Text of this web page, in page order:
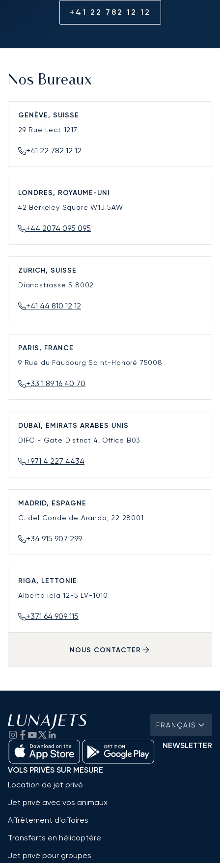
+41 22 782 12 12
Nos Bureaux
GENÈVE, SUISSE
29 Rue Lect 1217
+41 22 782 12 12
LONDRES, ROYAUME-UNI
42 Berkeley SquareW1J 5AW
+44 2074 095 095
ZURICH, SUISSE
Dianastrasse 5 8002
+41 44 810 12 12
PARIS, FRANCE
9 Rue du Faubourg Saint-Honoré 75008
+33 1 89 16 40 70
DUBAÏ, ÉMIRATS ARABES UNIS
DIFC - Gate District 4, Office B03
+971 4 227 4434
MADRID, ESPAGNE
C. del Conde de Aranda, 22 28001
+34 915 907 299
RIGA, LETTONIE
Alberta iela 12-5 LV-1010
+371 64 909 115
NOUS CONTACTER
FRANÇAIS
NEWSLETTER
VOLS PRIVÉS SUR MESURE
Location de jet privé
Jet privé avec vos animaux
Affrètement d'affaires
Transferts en hélicoptère
Jet privé pour groupes